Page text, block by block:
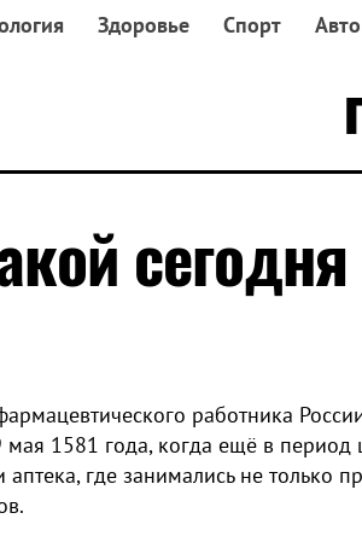
Здоровье Спорт Авто
работника
мая 1581 года, когда ещё в период
аптека, где занимались не только